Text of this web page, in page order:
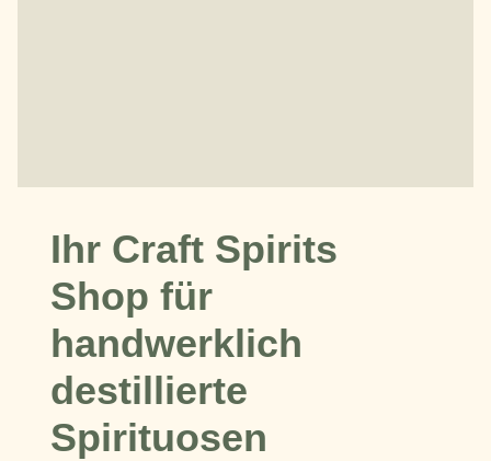
Ihr Craft Spirits
Shop für
handwerklich
destillierte
Spirituosen